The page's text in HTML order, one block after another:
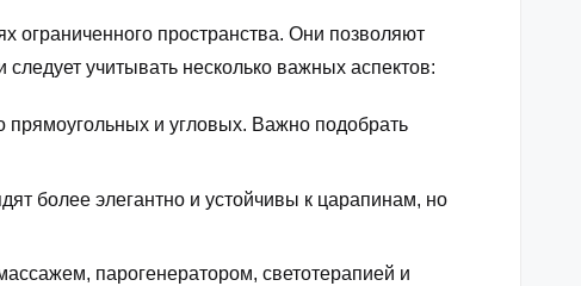
ограниченного пространства. Они позволяют
учитывать несколько важных аспектов:
и угловых. Важно подобрать
более элегантно и устойчивы к царапинам, но
парогенератором, светотерапией и